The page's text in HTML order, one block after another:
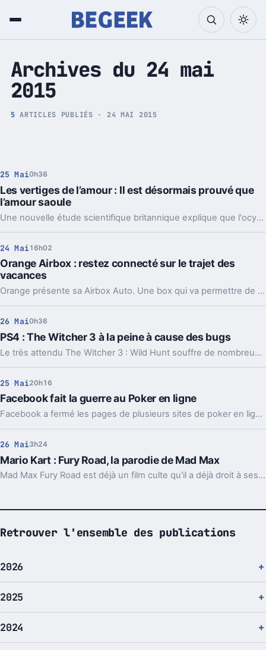
Tech et Pop culture
Archives du 24 mai
2015
5 ARTICLES PUBLIÉS · 24 MAI 2015
25 Mai0h36
Les vertiges de l’amour : Il est désormais prouvé que
l’amour saoule
Une nouvelle étude scientifique britannique explique que l'ocytocine, l'hormone secrétée par une personne amoureuse, provoque les mêmes effets sur le cerveau que l'alcool. Puisque l'amour rend ivre, faut-il pour autant aimer avec modération ?
24 Mai16h02
Orange Airbox : restez connecté sur le trajet des
vacances
Orange présente sa Airbox Auto. Une box qui va permettre de naviguer sur le web avec son smartphone dans sa voiture, en captant le réseau Orange sur les autoroutes couvertes.
26 Mai0h36
PS4 : The Witcher 3 à la peine à cause des bugs
Le très attendu The Witcher 3 : Wild Hunt souffre de nombreux bugs dont un qui empêche de lancer le jeu.
25 Mai20h16
Facebook fait la guerre au Poker en ligne
Facebook a fermé les pages de plusieurs sites de poker en ligne en donnant des prétextes non fondés pour leurs propriétaires.
26 Mai3h24
Mario Kart : Fury Road, la parodie de Mad Max
Mad Max Fury Road est déjà un film culte qu'il a déjà droit à ses parodies. Dans celle-ci, Mad Max devient Mario et les courses-poursuites acharnées deviennent des courses à la Mario Kart.
Retrouver l'ensemble des publications
2026
2025
2024